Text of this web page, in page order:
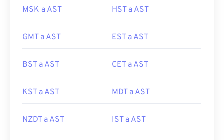
MSK a AST HST a AST
GMT a AST EST a AST
BST a AST CET a AST
KST a AST MDT a AST
NZDT a AST IST a AST